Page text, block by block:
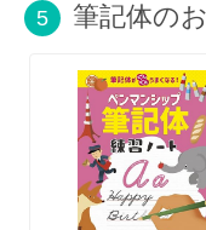
5 筆記体の